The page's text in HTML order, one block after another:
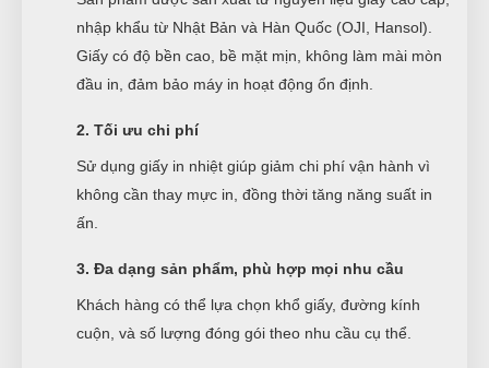
nhập khẩu từ Nhật Bản và Hàn Quốc (OJI, Hansol).
Giấy có độ bền cao, bề mặt mịn, không làm mài mòn
đầu in, đảm bảo máy in hoạt động ổn định.
2. Tối ưu chi phí
Sử dụng giấy in nhiệt giúp giảm chi phí vận hành vì
không cần thay mực in, đồng thời tăng năng suất in
ấn.
3. Đa dạng sản phẩm, phù hợp mọi nhu cầu
Khách hàng có thể lựa chọn khổ giấy, đường kính
cuộn, và số lượng đóng gói theo nhu cầu cụ thể.